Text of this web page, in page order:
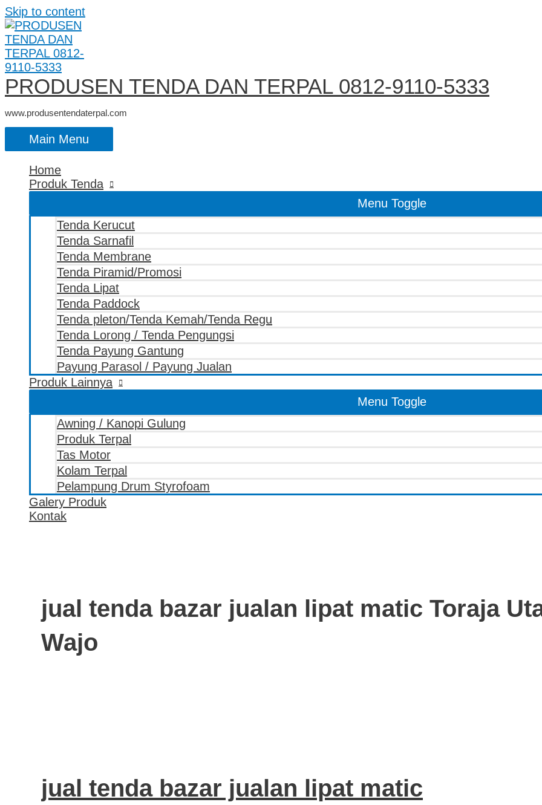
Skip to content
PRODUSEN TENDA DAN TERPAL 0812-9110-5333
www.produsentendaterpal.com
Main Menu
Home
Produk Tenda
Menu Toggle
Tenda Kerucut
Tenda Sarnafil
Tenda Membrane
Tenda Piramid/Promosi
Tenda Lipat
Tenda Paddock
Tenda pleton/Tenda Kemah/Tenda Regu
Tenda Lorong / Tenda Pengungsi
Tenda Payung Gantung
Payung Parasol / Payung Jualan
Produk Lainnya
Menu Toggle
Awning / Kanopi Gulung
Produk Terpal
Tas Motor
Kolam Terpal
Pelampung Drum Styrofoam
Galery Produk
Kontak
jual tenda bazar jualan lipat matic Toraja
Wajo
jual tenda bazar jualan lipat matic